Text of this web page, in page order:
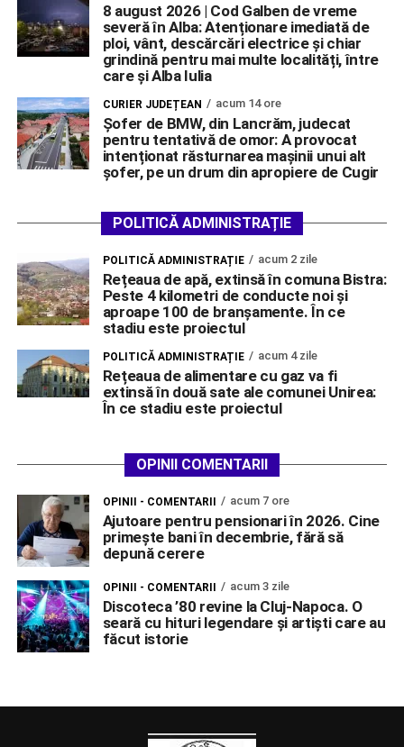
8 august 2026 | Cod Galben de vreme
severă în Alba: Atenționare imediată de
ploi, vânt, descărcări electrice și chiar
grindină pentru mai multe localități, între
care și Alba Iulia
CURIER JUDEȚEAN acum 14 ore
Șofer de BMW, din Lancrăm, judecat
pentru tentativă de omor: A provocat
intenționat răsturnarea mașinii unui alt
șofer, pe un drum din apropiere de Cugir
POLITICĂ ADMINISTRAȚIE
POLITICĂ ADMINISTRAȚIE acum 2 zile
Rețeaua de apă, extinsă în comuna Bistra:
Peste 4 kilometri de conducte noi și
aproape 100 de branșamente. În ce
stadiu este proiectul
POLITICĂ ADMINISTRAȚIE acum 4 zile
Rețeaua de alimentare cu gaz va fi
extinsă în două sate ale comunei Unirea:
În ce stadiu este proiectul
OPINII COMENTARII
OPINII - COMENTARII acum 7 ore
Ajutoare pentru pensionari în 2026. Cine
primește bani în decembrie, fără să
depună cerere
OPINII - COMENTARII acum 3 zile
Discoteca ’80 revine la Cluj-Napoca. O
seară cu hituri legendare și artiști care au
făcut istorie